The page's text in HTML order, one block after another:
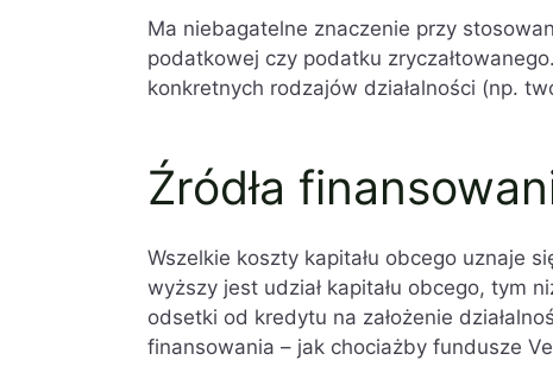
Ma niebagatelne znaczenie przy
podatkowej czy podatku
konkretnych rodzajów działalności (np.
Źródła
Wszelkie koszty kapitału obcego uznaje
wyższy jest udział kapitału obcego, tym
odsetki od kredytu na założenie
finansowania – jak chociażby fundusze